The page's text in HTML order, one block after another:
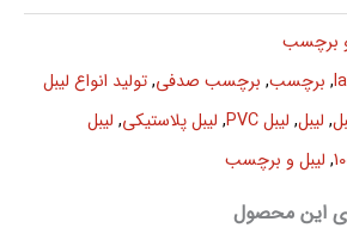
و برچسب
, برچسب, برچسب صدفی,تولید انواع لیبل
, لیبل, لیبل PVC , لیبل پلاستیکی, لیبل
, لیبل و برچسب
این محصول